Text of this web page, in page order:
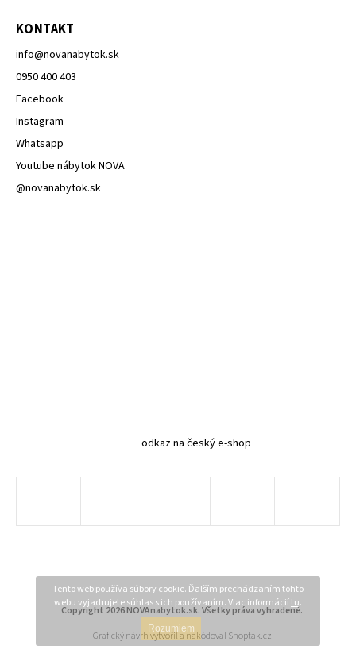
Tento web používa súbory cookie. Ďalším prechádzaním tohto
webu vyjadrujete súhlas s ich používaním. Viac informáciítu.
Rozumiem
KONTAKT
info@novanabytok.sk
0950 400 403
Facebook
Instagram
Whatsapp
Youtube nábytok NOVA
@novanabytok.sk
odkaz na český e-shop
Copyright 2026NOVAnabytok.sk. Všetky práva vyhradené.
Grafický návrh vytvořil a nakódoval Shoptak.cz